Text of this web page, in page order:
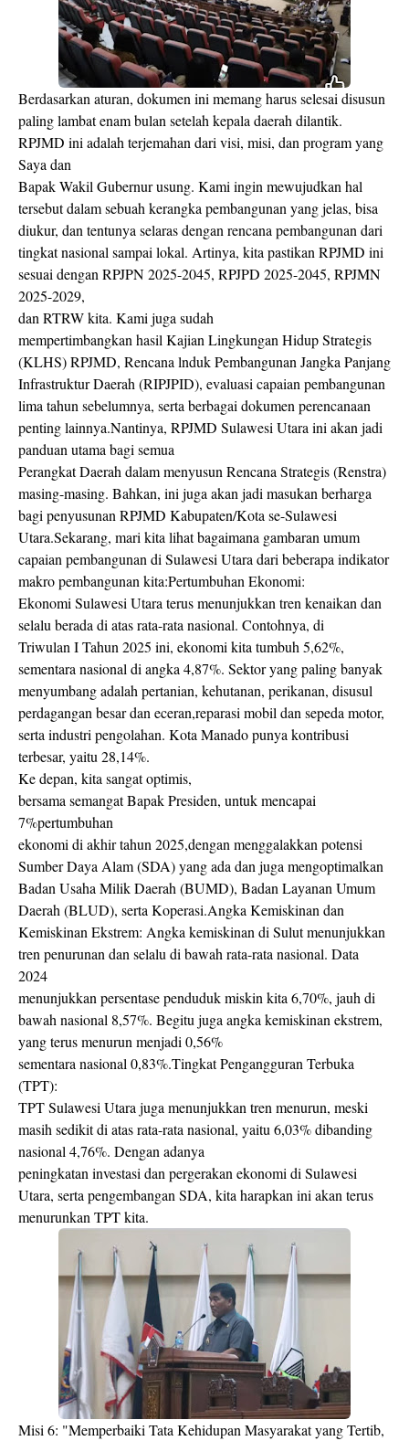
Berdasarkan aturan, dokumen ini memang harus selesai disusun
paling lambat enam bulan setelah kepala daerah dilantik.
RPJMD ini adalah terjemahan dari visi, misi, dan program yang
Saya dan
Bapak Wakil Gubernur usung. Kami ingin mewujudkan hal
tersebut dalam sebuah kerangka pembangunan yang jelas, bisa
diukur, dan tentunya selaras dengan rencana pembangunan dari
tingkat nasional sampai lokal. Artinya, kita pastikan RPJMD ini
sesuai dengan RPJPN 2025-2045, RPJPD 2025-2045, RPJMN
2025-2029,
dan RTRW kita. Kami juga sudah
mempertimbangkan hasil Kajian Lingkungan Hidup Strategis
(KLHS) RPJMD, Rencana lnduk Pembangunan Jangka Panjang
Infrastruktur Daerah (RIPJPID), evaluasi capaian pembangunan
lima tahun sebelumnya, serta berbagai dokumen perencanaan
penting lainnya.Nantinya, RPJMD Sulawesi Utara ini akan jadi
panduan utama bagi semua
Perangkat Daerah dalam menyusun Rencana Strategis (Renstra)
masing-masing. Bahkan, ini juga akan jadi masukan berharga
bagi penyusunan RPJMD Kabupaten/Kota se-Sulawesi
Utara.Sekarang, mari kita lihat bagaimana gambaran umum
capaian pembangunan di Sulawesi Utara dari beberapa indikator
makro pembangunan kita:Pertumbuhan Ekonomi:
Ekonomi Sulawesi Utara terus menunjukkan tren kenaikan dan
selalu berada di atas rata-rata nasional. Contohnya, di
Triwulan I Tahun 2025 ini, ekonomi kita tumbuh 5,62%,
sementara nasional di angka 4,87%. Sektor yang paling banyak
menyumbang adalah pertanian, kehutanan, perikanan, disusul
perdagangan besar dan eceran,reparasi mobil dan sepeda motor,
serta industri pengolahan. Kota Manado punya kontribusi
terbesar, yaitu 28,14%.
Ke depan, kita sangat optimis,
bersama semangat Bapak Presiden, untuk mencapai
7%pertumbuhan
ekonomi di akhir tahun 2025,dengan menggalakkan potensi
Sumber Daya Alam (SDA) yang ada dan juga mengoptimalkan
Badan Usaha Milik Daerah (BUMD), Badan Layanan Umum
Daerah (BLUD), serta Koperasi.Angka Kemiskinan dan
Kemiskinan Ekstrem: Angka kemiskinan di Sulut menunjukkan
tren penurunan dan selalu di bawah rata-rata nasional. Data
2024
menunjukkan persentase penduduk miskin kita 6,70%, jauh di
bawah nasional 8,57%. Begitu juga angka kemiskinan ekstrem,
yang terus menurun menjadi 0,56%
sementara nasional 0,83%.Tingkat Pengangguran Terbuka
(TPT):
TPT Sulawesi Utara juga menunjukkan tren menurun, meski
masih sedikit di atas rata-rata nasional, yaitu 6,03% dibanding
nasional 4,76%. Dengan adanya
peningkatan investasi dan pergerakan ekonomi di Sulawesi
Utara, serta pengembangan SDA, kita harapkan ini akan terus
menurunkan TPT kita.
Misi 6: "Memperbaiki Tata Kehidupan Masyarakat yang Tertib,